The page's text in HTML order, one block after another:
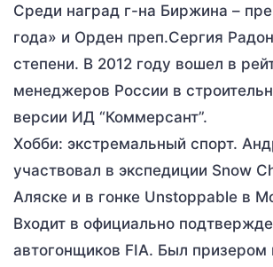
Среди наград г-на Биржина –
года» и Орден преп.Сергия
степени. В 2012 году вошел в
менеджеров России в
версии ИД “Коммерсант”.
Хобби: экстремальный спорт.
участвовал в экспедиции Snow
Аляске и в гонке Unstoppable в
Входит в официально
автогонщиков FIA. Был призером